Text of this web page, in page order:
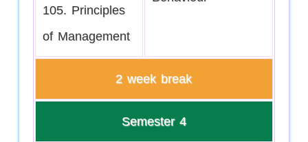
105. Principles
of Management
2 week break
Semester 4